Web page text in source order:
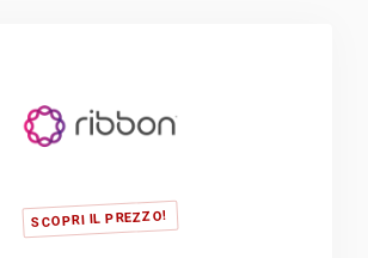
SCOPRI IL PREZZO!